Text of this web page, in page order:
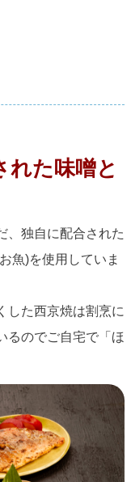
れた味噌と
、独自に配合された
魚)を使用していま
した西京焼は割烹に
るのでご自宅で「ほ